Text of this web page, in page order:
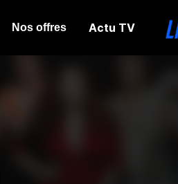
Nos offres Actu TV